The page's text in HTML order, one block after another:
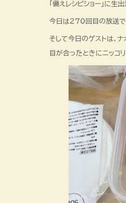
「備えレシピショー」に生
今日は270回目の放送で
そして今日のゲストは、ナ
目が合ったときにニッコ